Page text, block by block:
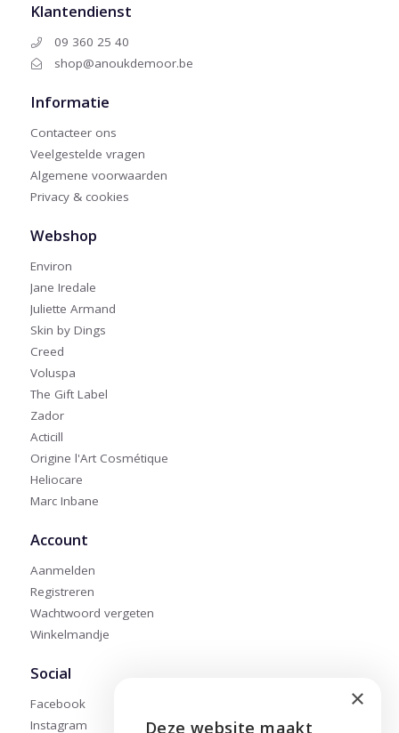
Klantendienst
09 360 25 40
shop@anoukdemoor.be
Informatie
Contacteer ons
Veelgestelde vragen
Algemene voorwaarden
Privacy & cookies
Webshop
Environ
Jane Iredale
Juliette Armand
Skin by Dings
Creed
Voluspa
The Gift Label
Zador
Acticill
Origine l'Art Cosmétique
Heliocare
Marc Inbane
Account
Aanmelden
Registreren
Wachtwoord vergeten
Winkelmandje
Social
Facebook
Instagram
×
Deze website maakt